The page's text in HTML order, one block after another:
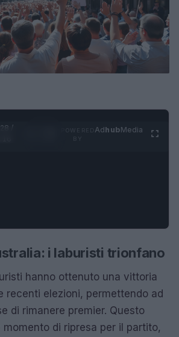
/
AdhubMedia
i laburisti trionfano
hanno ottenuto una vittoria
recenti elezioni, permettendo ad
di rimanere premier. Questo
di ripresa per il partito,